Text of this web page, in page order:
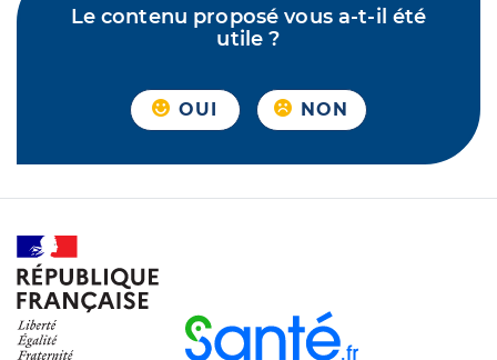
Le contenu proposé vous a-t-il été
utile ?
OUI NON